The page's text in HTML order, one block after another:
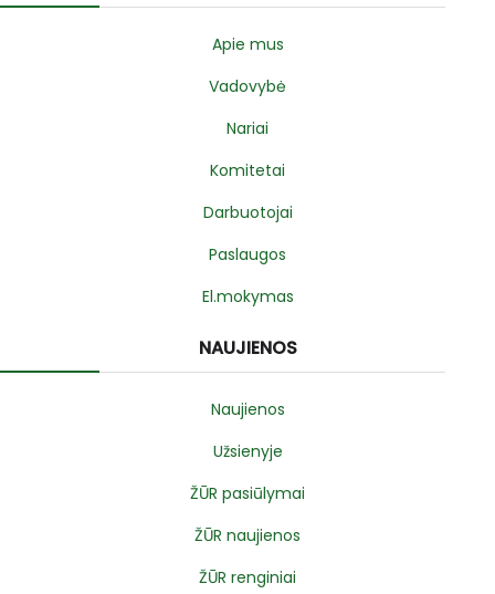
Apie mus
Vadovybė
Nariai
Komitetai
Darbuotojai
Paslaugos
El.mokymas
NAUJIENOS
Naujienos
Užsienyje
ŽŪR pasiūlymai
ŽŪR naujienos
ŽŪR renginiai